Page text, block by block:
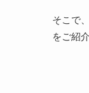
そこで
をご紹